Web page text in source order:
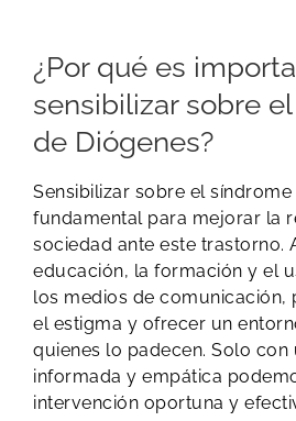
​¿Por qué es
sensibilizar sobre
de Diógenes?
Sensibilizar sobre el síndrome
fundamental para mejorar la
sociedad ante este trastorno.
educación, la formación y el
los medios de comunicación,
el estigma y ofrecer un
quienes lo padecen. Solo con
informada y empática
intervención oportuna y